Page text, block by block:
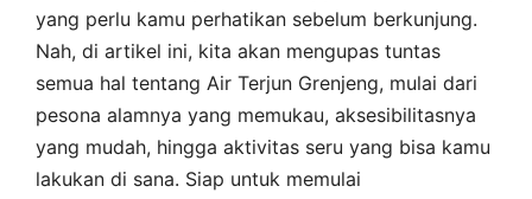
yang perlu kamu perhatikan sebelum berkunjung.
Nah, di artikel ini, kita akan mengupas tuntas
semua hal tentang Air Terjun Grenjeng, mulai dari
pesona alamnya yang memukau, aksesibilitasnya
yang mudah, hingga aktivitas seru yang bisa kamu
lakukan di sana. Siap untuk memulai